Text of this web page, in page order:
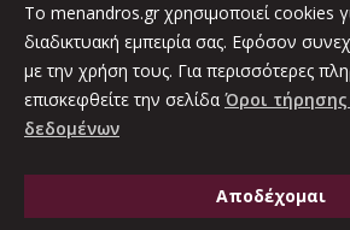
0
out
of
5
Ο ΠΥΡΓΟΣ ΤΟΥ
8.00€
price
8.00€.
7.20€Η
Προσθήκη στο καλάθι
To menandros.gr χρησιμοποιεί cookies
διαδικτυακή εμπειρία σας. Εφόσον
με την χρήση τους. Για περισσότερες
επισκεφθείτε την σελίδα Όροι
δεδομένων
Αποδέχομαι